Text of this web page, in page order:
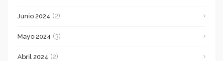
Junio 2024 (2)
Mayo 2024 (3)
Abril 2024 (2)